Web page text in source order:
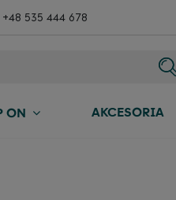
+48 535 444 678
ON AKCESORIA